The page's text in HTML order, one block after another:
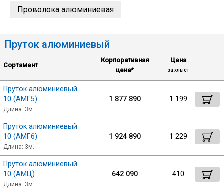
Швеллер
Квадрат
Круг
Профлист
Проволока алюминиевая
Сбросить настройки фильтра
Ок
Пруток алюминиевый
Сортамент
Корпоративная
цена*
Цена
за хлыст
Пруток алюминиевый
10 (АМГ5)
Длина: 3м.
1 877 890 1 199
Пруток алюминиевый
10 (АМГ6)
Длина: 3м.
1 924 890 1 229
Пруток алюминиевый
10 (АМЦ)
Длина: 3м.
642 090 410